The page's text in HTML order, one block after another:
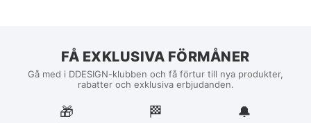
FÅ EXKLUSIVA FÖRMÅNER
Gå med i DDESIGN-klubben och få förtur till nya produkter,
rabatter och exklusiva erbjudanden.
🎁 🏁︎ 🔔